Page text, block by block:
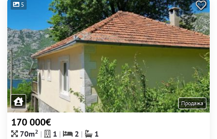
5
Продажа
170 000€
70m2 1 2
1